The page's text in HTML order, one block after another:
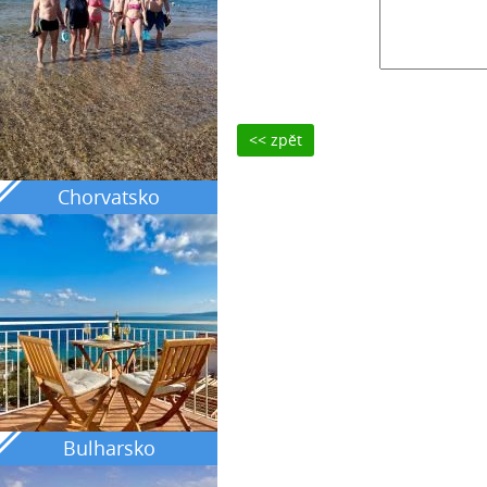
Chorvatsko
Bulharsko
<< zpět